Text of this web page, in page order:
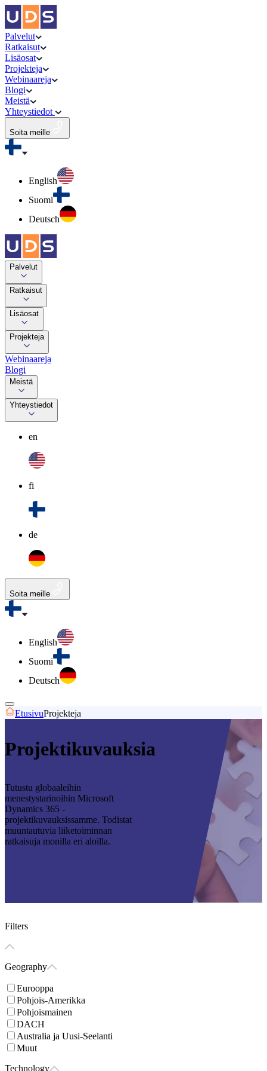
Palvelut
Ratkaisut
Lisäosat
Projekteja
Webinaareja
Blogi
Meistä
Yhteystiedot
Soita meille
English
Suomi
Deutsch
Palvelut
Ratkaisut
Lisäosat
Projekteja
Webinaareja
Blogi
Meistä
Yhteystiedot
en
fi
de
Soita meille
English
Suomi
Deutsch
EtusivuProjekteja
Projektikuvauksia
Tutustu globaaleihin
menestystarinoihin Microsoft
Dynamics 365 -
projektikuvauksissamme. Todistat
muuntautuvia liiketoiminnan
ratkaisuja monilla eri aloilla.
Filters
Geography
Eurooppa
Pohjois-Amerikka
Pohjoismainen
DACH
Australia ja Uusi-Seelanti
Muut
Technology